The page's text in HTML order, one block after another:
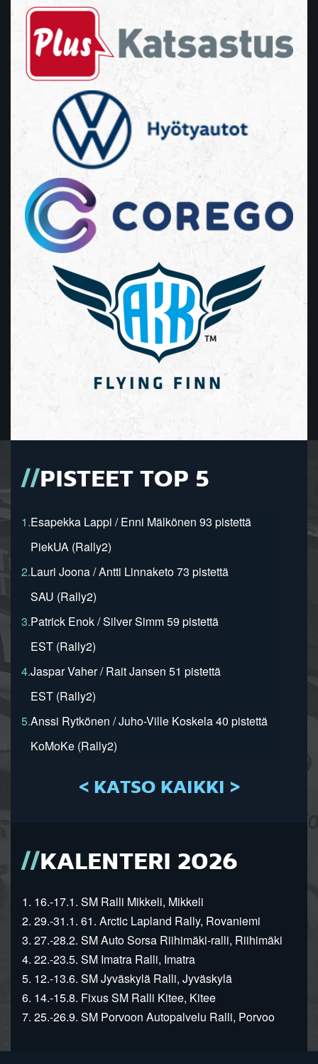
PISTEET TOP 5
1.Esapekka Lappi / Enni Mälkönen 93 pistettä
PiekUA (Rally2)
2.Lauri Joona / Antti Linnaketo 73 pistettä
SAU (Rally2)
3.Patrick Enok / Silver Simm 59 pistettä
EST (Rally2)
4.Jaspar Vaher / Rait Jansen 51 pistettä
EST (Rally2)
5.Anssi Rytkönen / Juho-Ville Koskela 40 pistettä
KoMoKe (Rally2)
< KATSO KAIKKI >
KALENTERI 2026
1. 16.-17.1. SM Ralli Mikkeli, Mikkeli
2. 29.-31.1. 61. Arctic Lapland Rally, Rovaniemi
3. 27.-28.2. SM Auto Sorsa Riihimäki-ralli, Riihimäki
4. 22.-23.5. SM Imatra Ralli, Imatra
5. 12.-13.6. SM Jyväskylä Ralli, Jyväskylä
6. 14.-15.8. Fixus SM Ralli Kitee, Kitee
7. 25.-26.9. SM Porvoon Autopalvelu Ralli, Porvoo